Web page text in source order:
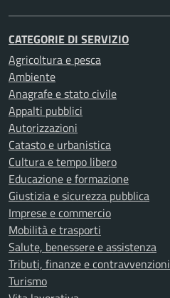
CATEGORIE DI SERVIZIO
Agricoltura e pesca
Ambiente
Anagrafe e stato civile
Appalti pubblici
Autorizzazioni
Catasto e urbanistica
Cultura e tempo libero
Educazione e formazione
Giustizia e sicurezza pubblica
Imprese e commercio
Mobilità e trasporti
Salute, benessere e assistenza
Tributi, finanze e contravvenzioni
Turismo